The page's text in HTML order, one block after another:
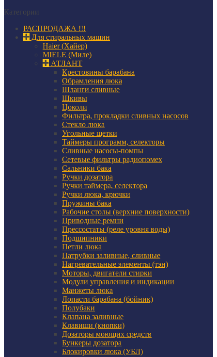
Категории
РАСПРОДАЖА !!!
Для стиральных машин
Haier (Хайер)
MIELE (Миле)
АТЛАНТ
Крестовины барабана
Обрамления люка
Шланги сливные
Шкивы
Цоколи
Фильтра, прокладки сливных насосов
Стекло люка
Угольные щетки
Таймеры программ, селекторы
Сливные насосы-помпы
Сетевые фильтры радиопомех
Сальники бака
Ручки дозатора
Ручки таймера, селектора
Ручки люка, крючки
Пружины бака
Рабочие столы (верхние поверхности)
Приводные ремни
Прессостаты (реле уровня воды)
Подшипники
Петли люка
Патрубки заливные, сливные
Нагревательные элементы (тэн)
Моторы, двигатели стирки
Модули управления и индикации
Манжеты люка
Лопасти барабана (бойник)
Полубаки
Клапана заливные
Клавиши (кнопки)
Дозаторы моющих средств
Бункеры дозатора
Блокировки люка (УБЛ)